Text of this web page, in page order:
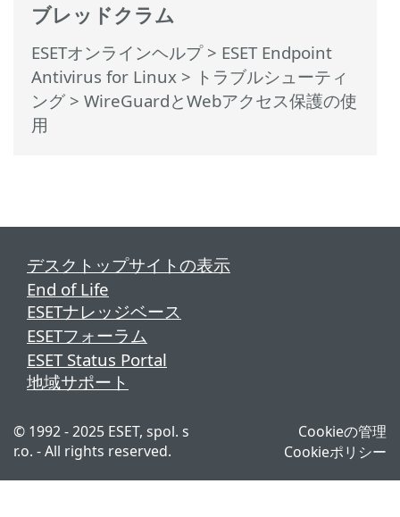
ブレッドクラム
ESETオンラインヘルプ> ESET Endpoint
Antivirus for Linux > トラブルシューティ
ング > WireGuardとWebアクセス保護の使
用
デスクトップサイトの表示
End of Life
ESETナレッジベース
ESETフォーラム
ESET Status Portal
地域サポート
© 1992 - 2025 ESET, spol. s
r.o. - All rights reserved.
Cookieの管理
Cookieポリシー